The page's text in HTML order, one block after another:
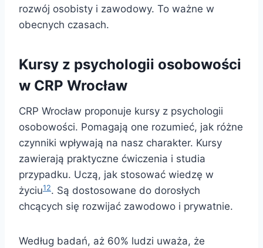
rozwój osobisty i zawodowy. To ważne w
obecnych czasach.
Kursy z psychologii osobowości
w CRP Wrocław
CRP Wrocław proponuje kursy z psychologii
osobowości. Pomagają one rozumieć, jak różne
czynniki wpływają na nasz charakter. Kursy
zawierają praktyczne ćwiczenia i studia
przypadku. Uczą, jak stosować wiedzę w
życiu12. Są dostosowane do dorosłych
chcących się rozwijać zawodowo i prywatnie.
Według badań, aż 60% ludzi uważa, że